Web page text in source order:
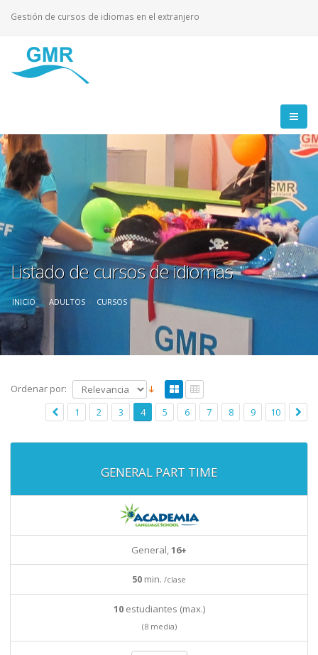
Gestión de cursos de idiomas en el extranjero
Listado de cursos de idiomas
INICIO ADULTOS CURSOS
Ordenar por:
1
2 3 4 5 6 7 8 9 10
GENERAL PART TIME
General,16+
50 min. /clase
10estudiantes (max.)
(8 media)